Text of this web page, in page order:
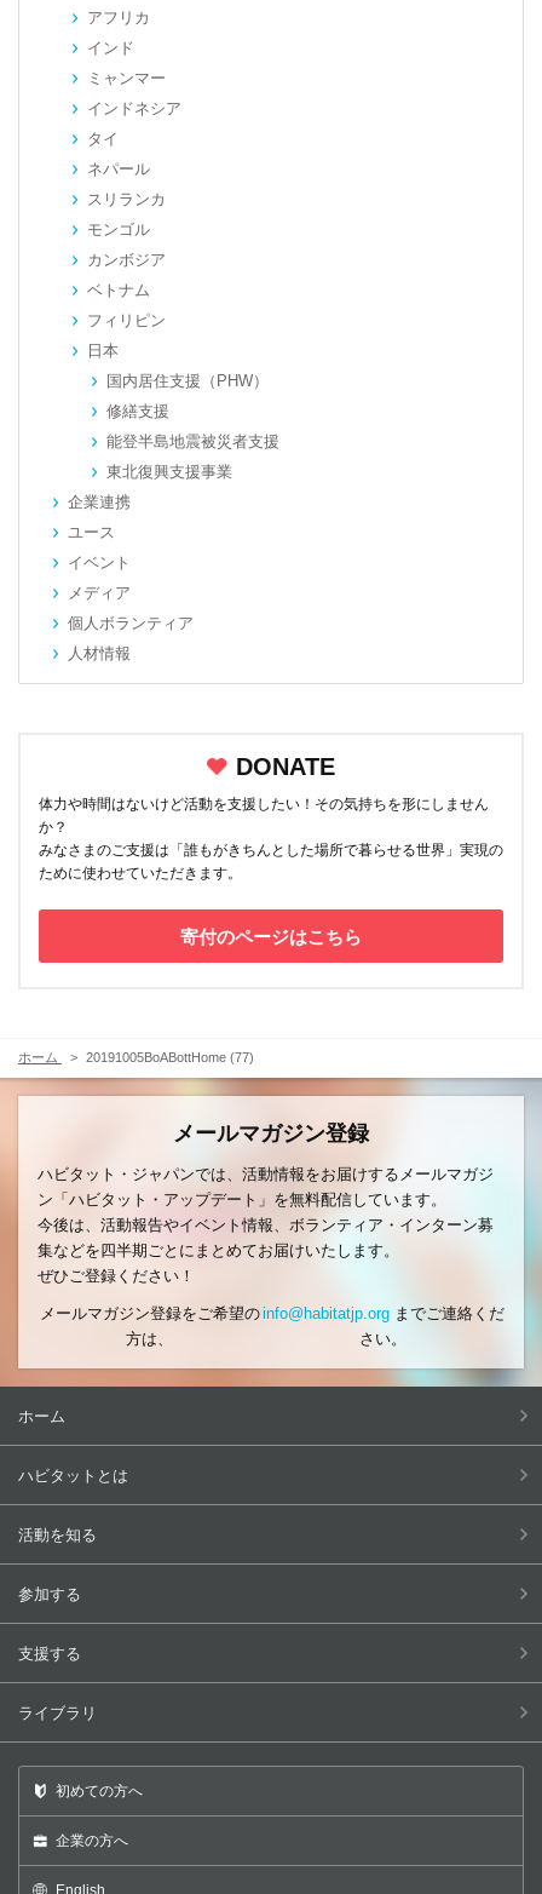
アフリカ
インド
ミャンマー
インドネシア
タイ
ネパール
スリランカ
モンゴル
カンボジア
ベトナム
フィリピン
日本
国内居住支援（PHW）
修繕支援
能登半島地震被災者支援
東北復興支援事業
企業連携
ユース
イベント
メディア
個人ボランティア
人材情報
DONATE
体力や時間はないけど活動を支援したい！その気持ちを形にしません
か？
みなさまのご支援は「誰もがきちんとした場所で暮らせる世界」実現の
ために使わせていただきます。
寄付のページはこちら
ホーム 20191005BoABottHome (77)
メールマガジン登録
ハビタット・ジャパンでは、活動情報をお届けするメールマガジ
ン「ハビタット・アップデート」を無料配信しています。
今後は、活動報告やイベント情報、ボランティア・インターン募
集などを四半期ごとにまとめてお届けいたします。
ぜひご登録ください！
メールマガジン登録をご希望の
方は、
info@habitatjp.orgまでご連絡くだ
さい。
ホーム
ハビタットとは
活動を知る
参加する
支援する
ライブラリ
初めての方へ
企業の方へ
English